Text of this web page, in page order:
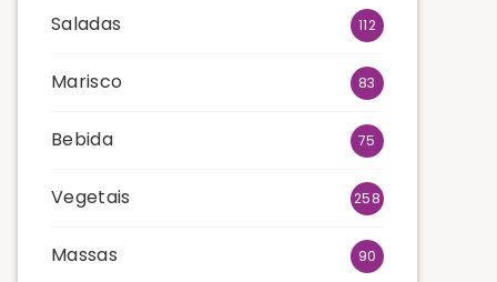
Saladas 112
Marisco 83
Bebida 75
Vegetais 258
Massas 90